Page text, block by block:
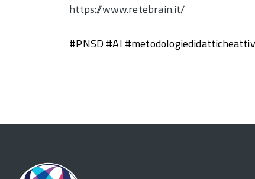
https://www.retebrain.it/
#PNSD #AI